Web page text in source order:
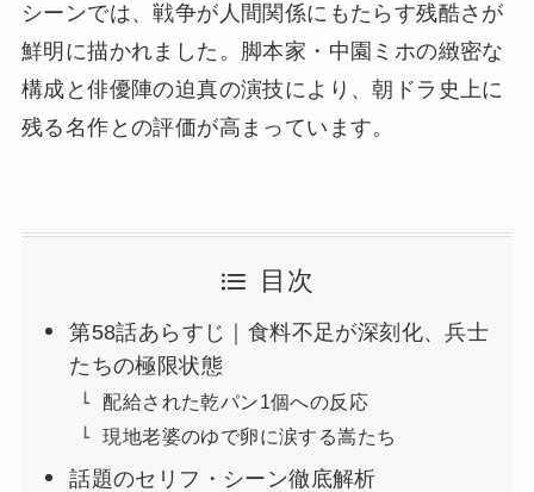
シーンでは、戦争が人間関係にもたらす残酷さが
鮮明に描かれました。脚本家・中園ミホの緻密な
構成と俳優陣の迫真の演技により、朝ドラ史上に
残る名作との評価が高まっています。
目次
第58話あらすじ｜食料不足が深刻化、兵士
たちの極限状態
配給された乾パン1個への反応
現地老婆のゆで卵に涙する嵩たち
話題のセリフ・シーン徹底解析